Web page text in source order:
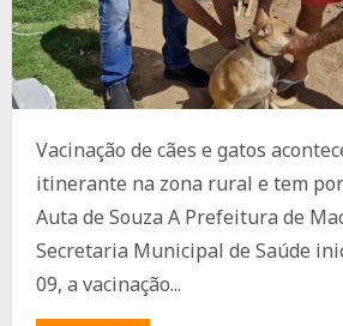
Vacinação de cães e gatos
itinerante na zona rural e tem
Auta de Souza A Prefeitura de
Secretaria Municipal de Saúde
09, a vacinação...